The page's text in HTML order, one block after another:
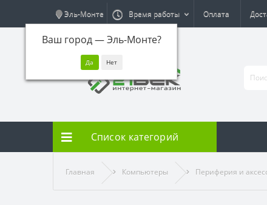
Эль-Монте
Ваш город —Эль-Монте?
Время работы Оплата
Список категорий
Главная Компьютеры Периферия и